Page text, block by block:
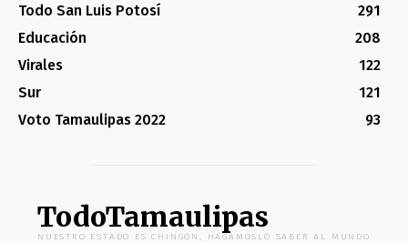
Todo San Luis Potosí
291
Educación
208
Virales
122
Sur
121
Voto Tamaulipas 2022
93
TodoTamaulipas
NUESTRO ESTADO ES CHINGON, HAGAMOSLO SABER AL MUNDO